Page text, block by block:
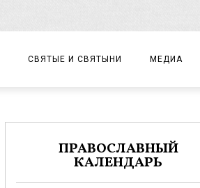
СВЯТЫЕ И СВЯТЫНИ МЕДИА
ФОТО
ПРАВОСЛАВНЫЙ
КАЛЕНДАРЬ